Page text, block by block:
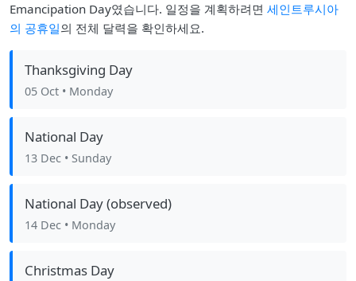
Emancipation Day였습니다. 일정을 계획하려면 세인트루시아
의 공휴일의 전체 달력을 확인하세요.
Thanksgiving Day
05 Oct • Monday
National Day
13 Dec • Sunday
National Day (observed)
14 Dec • Monday
Christmas Day